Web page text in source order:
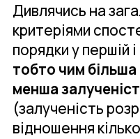
Дивлячись на
критеріями
порядки у першій
тобто чим більша
менша
(залученість
відношення